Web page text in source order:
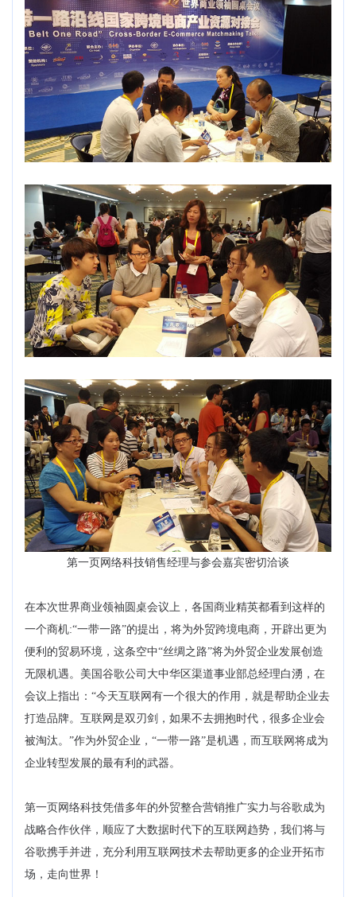
第一页网络科技销售经理与参会嘉宾密切洽谈
在本次世界商业领袖圆桌会议上，各国商业精英都看到这样的
一个商机:“一带一路”的提出，将为外贸跨境电商，开辟出更为
便利的贸易环境，这条空中“丝绸之路”将为外贸企业发展创造
无限机遇。美国谷歌公司大中华区渠道事业部总经理白湧，在
会议上指出：“今天互联网有一个很大的作用，就是帮助企业去
打造品牌。互联网是双刃剑，如果不去拥抱时代，很多企业会
被淘汰。”作为外贸企业，“一带一路”是机遇，而互联网将成为
企业转型发展的最有利的武器。
第一页网络科技凭借多年的外贸整合营销推广实力与谷歌成为
战略合作伙伴，顺应了大数据时代下的互联网趋势，我们将与
谷歌携手并进，充分利用互联网技术去帮助更多的企业开拓市
场，走向世界！